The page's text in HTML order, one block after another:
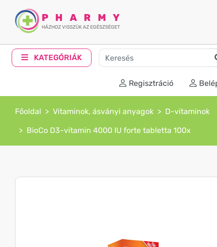
PHARMY
HÁZHOZ VISSZÜK AZ EGÉSZSÉGET
KATEGÓRIÁK
Regisztráció
Főoldal Vitaminok, ásványi anyagok D-vitaminok
BioCo D3-vitamin 4000 IU forte tabletta 100x